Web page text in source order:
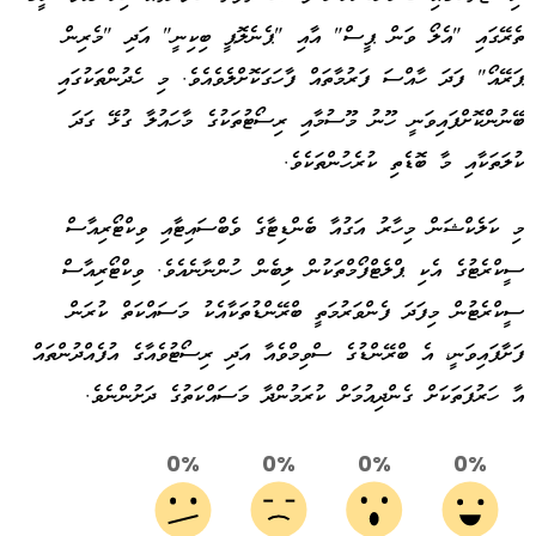
ތެރޭގައި "އެލޯ ވަން ޕީސް" އާއި "ޕެނެލޮޕީ ބިކިނީ" އަދި "މެރިން
ޕަރޭއޯ" ފަދަ ހާއްސަ ފަރުމާތައް ފާހަގަކޮށްލެވެއެވެ. މި ހެދުންތަކުގައި
ބޭނުންކޮށްފައިވަނީ ހޫނު މޫސުމާއި ރިސޯޓުތަކުގެ މާހައުލާ ގުޅޭ ގަދަ
ކުލަތަކާއި މާ ބޮޑެތި ކުރެހުންތަކެވެ.
މި ކަލެކްޝަން މިހާރު އަގުއާ ބެންޑިޓާގެ ވެބްސައިޓާއި ވިކްޓޯރިއާސް
ސީކްރެޓުގެ އެކި ޕްލެޓްފޯމްތަކުން ލިބެން ހުންނާނެއެވެ. ވިކްޓޯރިއާސް
ސީކްރެޓުން މިފަދަ ފެންވަރުމަތީ ބްރޭންޑުތަކާއެކު މަސައްކަތް ކުރަން
ފަށާފައިވަނީ، އެ ބްރޭންޑުގެ ސްވިމްވެއާ އަދި ރިސޯޓުވެއާގެ އުފެއްދުންތައް
އާ ހަރުފަތަކަށް ގެންދިއުމަށް ކުރަމުންދާ މަސައްކަތުގެ ދަށުންނެވެ.
0%
0%
0%
0%